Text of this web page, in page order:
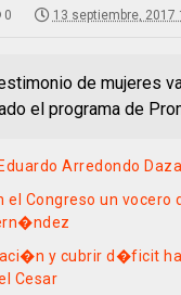
0 13 septiembre, 2017
de mujeres
el programa de
Arredondo
el Congreso un
y cubrir d�ficit
Cesar